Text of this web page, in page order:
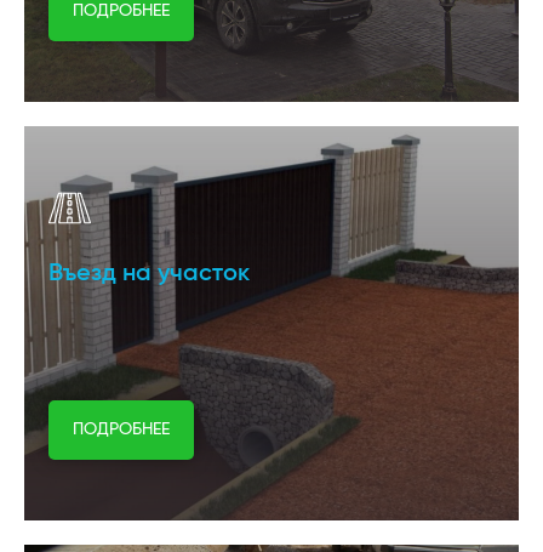
ПОДРОБНЕЕ
Въезд на участок
ПОДРОБНЕЕ